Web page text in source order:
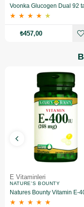
Voonka Glucogen Dual 92
★ ★ ★ ★ ★
₺457,00
E Vitaminleri
NATURE'S BOUNTY
★ ★ ★ ★ ★